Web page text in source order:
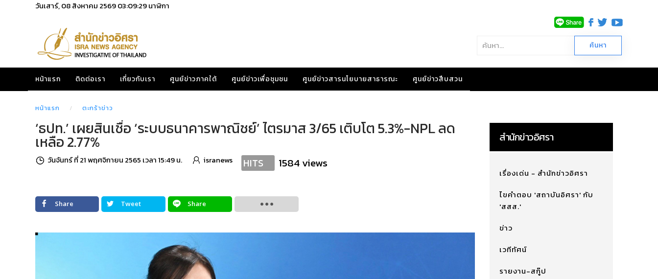
วันเสาร์, 08 สิงหาคม 256903:09:30นาฬิกา
หน้าแรก ติดต่อเรา เกี่ยวกับเรา ศูนย์ข่าวภาคใต้ ศูนย์ข่าวเพื่อชุมชน ศูนย์ข่าวสารนโยบายสาธารณะ ศูนย์ข่าวสืบสวน
หน้าแรก ตะกร้าข่าว
‘ธปท.’ เผยสินเชื่อ ‘ระบบธนาคารพาณิชย์’ ไตรมาส 3/65 เติบโต 5.3%-NPL ลด
เหลือ 2.77%
วันจันทร์ ที่ 21 พฤศจิกายน 2565 เวลา 15:49 น. isranews HITS 1584 views
Share Tweet Share
สำนักข่าวอิศรา
เรื่องเด่น - สำนักข่าวอิศรา
ไขคำตอบ 'สถาบันอิศรา' กับ
'สสส.'
ข่าว
เวทีทัศน์
รายงาน-สกู๊ป